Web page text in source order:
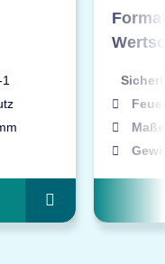
Maße